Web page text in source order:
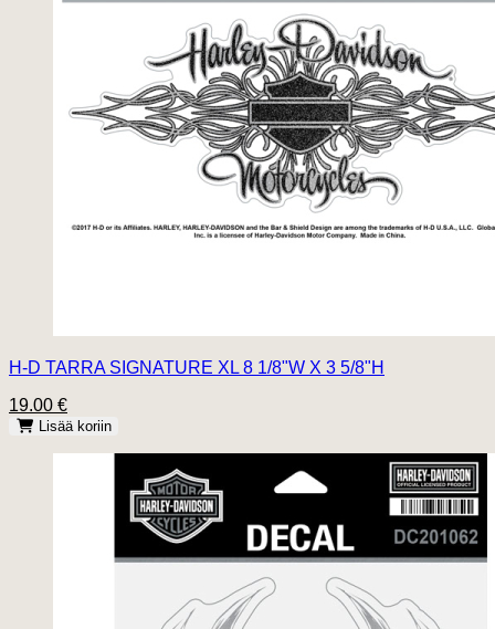
H-D TARRA SIGNATURE XL 8 1/8"W X 3 5/8"H
19.00 €
Lisää koriin